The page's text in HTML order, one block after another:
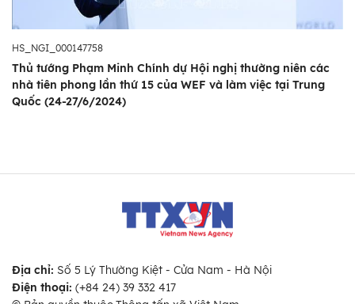
HS_NGI_000147758
Thủ tướng Phạm Minh Chính dự Hội nghị thường niên các
nhà tiên phong lần thứ 15 của WEF và làm việc tại Trung
Quốc (24-27/6/2024)
Địa chỉ: Số 5 Lý Thường Kiệt - Cửa Nam - Hà Nội
Điện thoại: (+84 24) 39 332 417